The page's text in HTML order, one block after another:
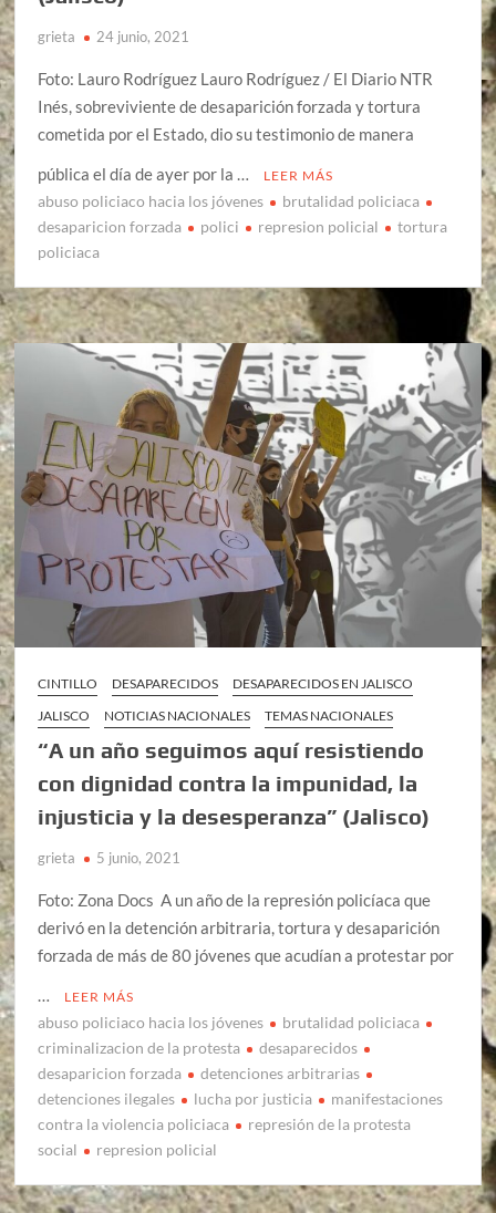
grieta 24 junio, 2021
Foto: Lauro Rodríguez Lauro Rodríguez / El Diario NTR
Inés, sobreviviente de desaparición forzada y tortura
cometida por el Estado, dio su testimonio de manera
pública el día de ayer por la …
LEER MÁS
abuso policiaco hacia los jóvenes
brutalidad policiaca
desaparicion forzada
polici represion policial
tortura
policiaca
CINTILLO DESAPARECIDOS
DESAPARECIDOS EN JALISCO
JALISCO
NOTICIAS NACIONALES TEMAS NACIONALES
“A un año seguimos aquí resistiendo
con dignidad contra la impunidad, la
injusticia y la desesperanza” (Jalisco)
grieta 5 junio, 2021
Foto: Zona Docs A un año de la represión policíaca que
derivó en la detención arbitraria, tortura y desaparición
forzada de más de 80 jóvenes que acudían a protestar por
…
LEER MÁS
abuso policiaco hacia los jóvenes
brutalidad policiaca
criminalizacion de la protesta
desaparecidos
desaparicion forzada
detenciones arbitrarias
detenciones ilegales
lucha por justicia
manifestaciones
contra la violencia policiaca
represión de la protesta
social
represion policial